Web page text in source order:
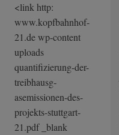
<link http:
www.kopfbahnhof-
21.de wp-content
uploads
quantifizierung­-der-
treibhausg­
asemissionen-de­s-
projekts-stut­tgart-
21.pdf _blank